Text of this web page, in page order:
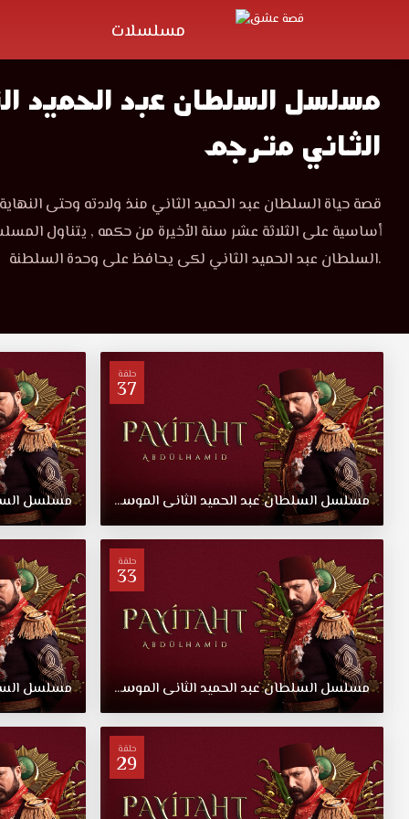
مسلسلات
مسلسل السلطان عبد الحميد
الثاني مترجم
قصة حياة السلطان عبد الحميد الثاني منذ ولادته وحتى
أساسية على الثلاثة عشر سنة الأخيرة من حكمه , يتناول
السلطان عبد الحميد الثاني لكى يحافظ على وحدة السلطنة.
حلقة
37
مسلسل السلطانعبدالحميدالثانى الموسم الثانيالحلقة37مسلسل
حلقة
33
مسلسل السلطانعبدالحميدالثانى الموسم الثانيالحلقة33مسلسل
حلقة
29